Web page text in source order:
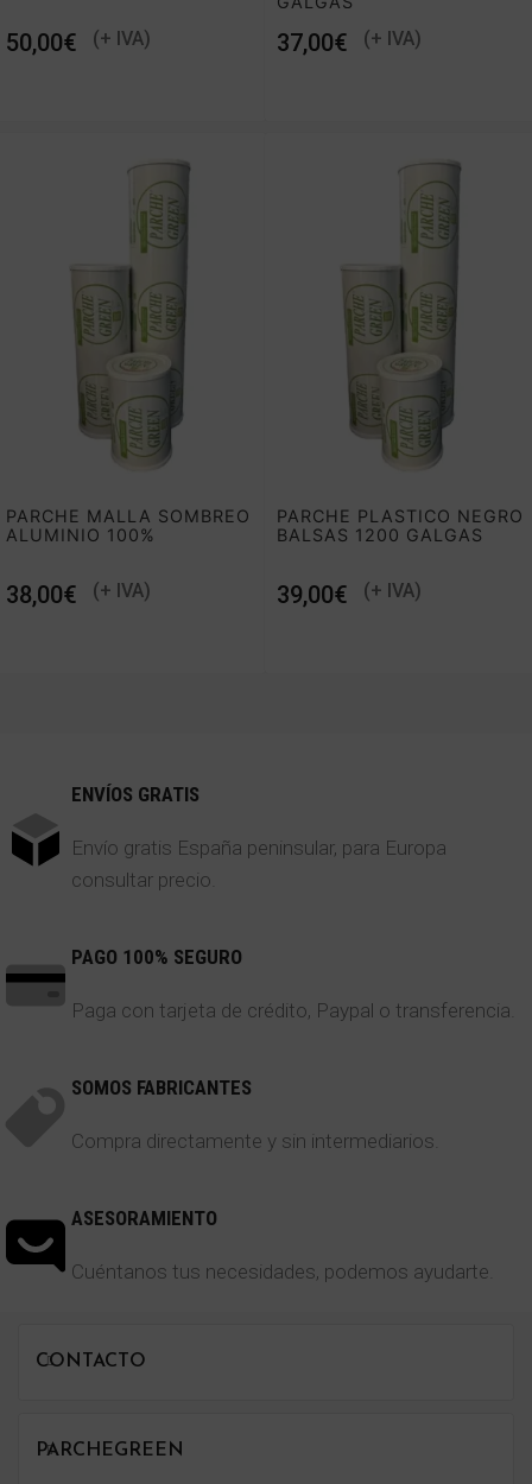
€ €
PARCHE MALLA SOMBREO
ALUMINIO 100%
€
PARCHE PLASTICO NEGRO
BALSAS 1200 GALGAS
€
ENVÍOS GRATIS
Envío gratis España peninsular, para Europa
consultar precio.
PAGO 100% SEGURO
Paga con tarjeta de crédito, Paypal o transferencia.
SOMOS FABRICANTES
Compra directamente y sin intermediarios.
ASESORAMIENTO
Cuéntanos tus necesidades, podemos ayudarte.
CONTACTO
PARCHEGREEN